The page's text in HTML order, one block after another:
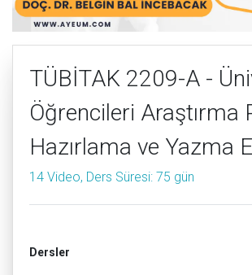
TÜBİTAK 2209-A -
Öğrencileri Araştırma
Hazırlama ve Yazma
14 Video, Ders Süresi: 75 gün
Dersler